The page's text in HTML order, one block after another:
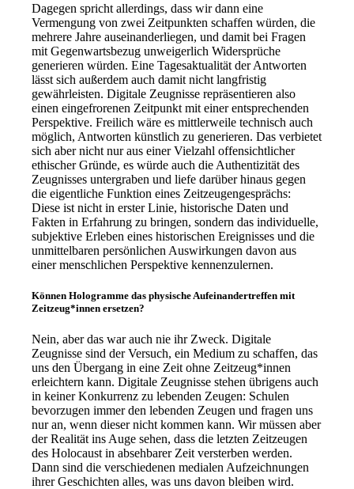
Dagegen spricht allerdings, dass wir dann eine
Vermengung von zwei Zeitpunkten schaffen würden, die
mehrere Jahre auseinanderliegen, und damit bei Fragen
mit Gegenwartsbezug unweigerlich Widersprüche
generieren würden. Eine Tagesaktualität der Antworten
lässt sich außerdem auch damit nicht langfristig
gewährleisten. Digitale Zeugnisse repräsentieren also
einen eingefrorenen Zeitpunkt mit einer entsprechenden
Perspektive. Freilich wäre es mittlerweile technisch auch
möglich, Antworten künstlich zu generieren. Das verbietet
sich aber nicht nur aus einer Vielzahl offensichtlicher
ethischer Gründe, es würde auch die Authentizität des
Zeugnisses untergraben und liefe darüber hinaus gegen
die eigentliche Funktion eines Zeitzeugengesprächs:
Diese ist nicht in erster Linie, historische Daten und
Fakten in Erfahrung zu bringen, sondern das individuelle,
subjektive Erleben eines historischen Ereignisses und die
unmittelbaren persönlichen Auswirkungen davon aus
einer menschlichen Perspektive kennenzulernen.
Können Hologramme das physische Aufeinandertreffen mit
Zeitzeug*innen ersetzen?
Nein, aber das war auch nie ihr Zweck. Digitale
Zeugnisse sind der Versuch, ein Medium zu schaffen, das
uns den Übergang in eine Zeit ohne Zeitzeug*innen
erleichtern kann. Digitale Zeugnisse stehen übrigens auch
in keiner Konkurrenz zu lebenden Zeugen: Schulen
bevorzugen immer den lebenden Zeugen und fragen uns
nur an, wenn dieser nicht kommen kann. Wir müssen aber
der Realität ins Auge sehen, dass die letzten Zeitzeugen
des Holocaust in absehbarer Zeit versterben werden.
Dann sind die verschiedenen medialen Aufzeichnungen
ihrer Geschichten alles, was uns davon bleiben wird.